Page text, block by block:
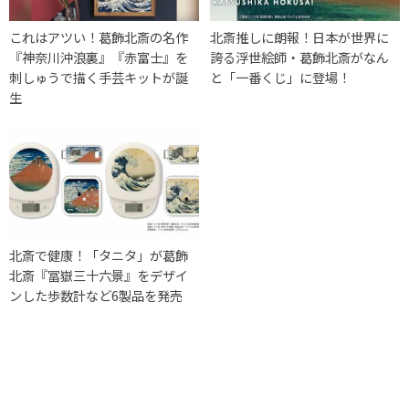
これはアツい！葛飾北斎の名作
『神奈川沖浪裏』『赤富士』を
刺しゅうで描く手芸キットが誕
生
北斎推しに朗報！日本が世界に
誇る浮世絵師・葛飾北斎がなん
と「一番くじ」に登場！
北斎で健康！「タニタ」が葛飾
北斎『冨嶽三十六景』をデザイ
ンした歩数計など6製品を発売